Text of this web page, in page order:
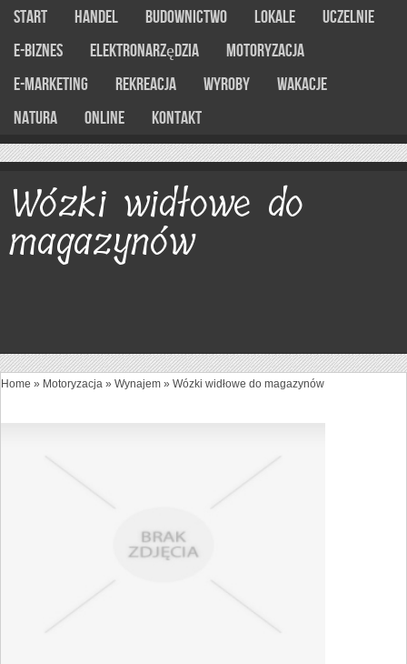
Start Handel Budownictwo Lokale
Uczelnie
E-Biznes
Elektronarzędzia
Motoryzacja
E-marketing
Rekreacja Wyroby
Wakacje
Natura
Online Kontakt
Wózki widłowe do
magazynów
Home » Motoryzacja » Wynajem » Wózki widłowe do magazynów